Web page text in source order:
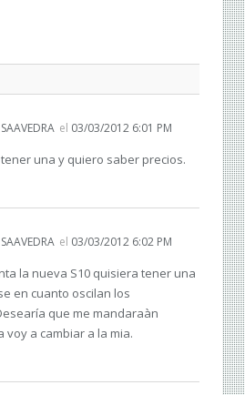
el 03/03/2012 6:01 PM
una y quiero saber precios.
el 03/03/2012 6:02 PM
la nueva S10 quisiera tener una
en cuanto oscilan los
que me mandaraàn
voy a cambiar a la mia.